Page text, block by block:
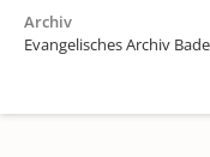
Archiv
Evangelisches Archiv